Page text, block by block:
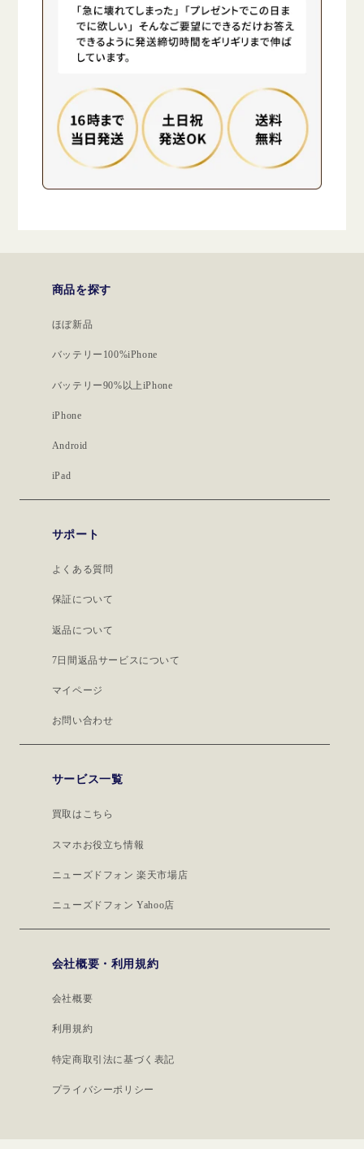
商品を探す
ほぼ新品
バッテリー100%iPhone
バッテリー90%以上iPhone
iPhone
Android
iPad
サポート
よくある質問
保証について
返品について
7日間返品サービスについて
マイページ
お問い合わせ
サービス一覧
買取はこちら
スマホお役立ち情報
ニューズドフォン 楽天市場店
ニューズドフォン Yahoo店
会社概要・利用規約
会社概要
利用規約
特定商取引法に基づく表記
プライバシーポリシー